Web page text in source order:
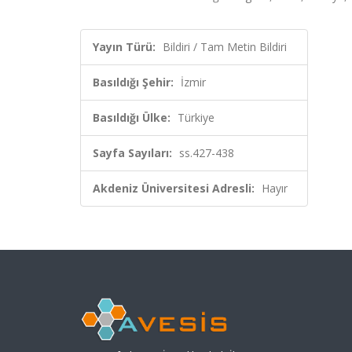
Yayın Türü: Bildiri / Tam Metin Bildiri
Basıldığı Şehir: İzmir
Basıldığı Ülke: Türkiye
Sayfa Sayıları: ss.427-438
Akdeniz Üniversitesi Adresli: Hayır